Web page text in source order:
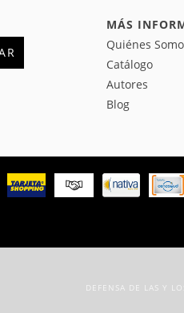
MÁS
Quiénes
Catálogo
Autores
Blog
DEFENSA DE LAS Y